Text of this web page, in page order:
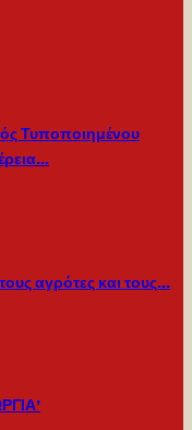
Τυποποιημένου
αγρότες και τους…